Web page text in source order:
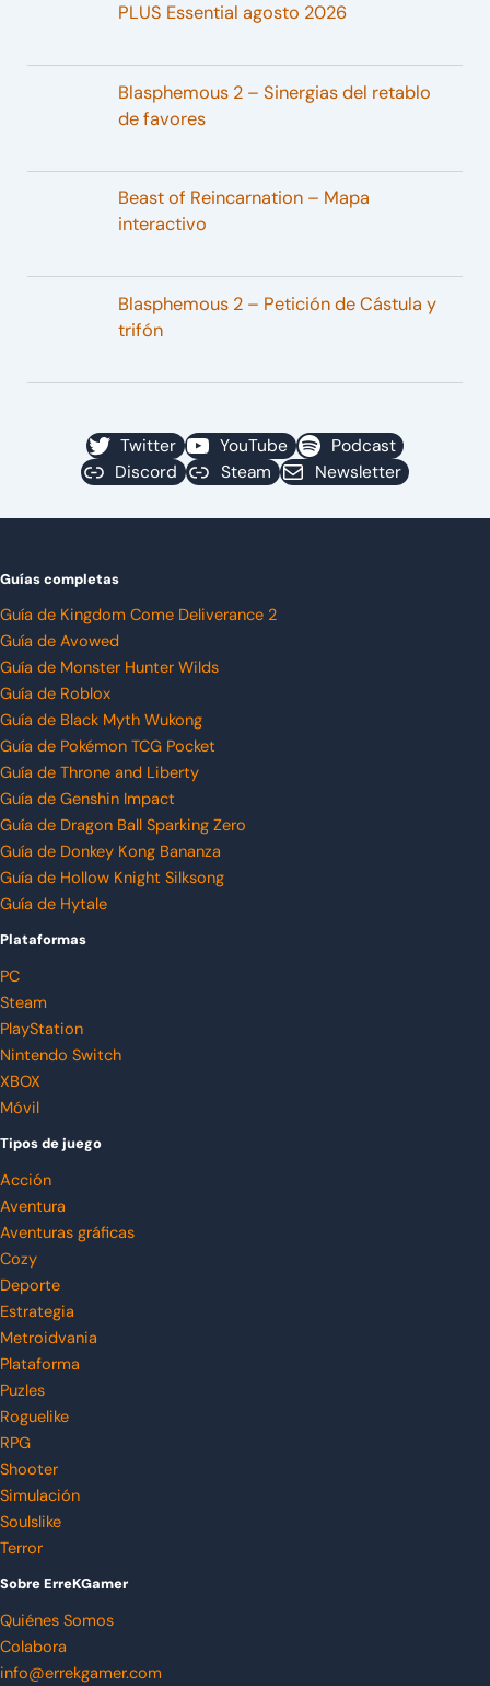
PLUS Essential agosto 2026
Blasphemous 2 – Sinergias del retablo
de favores
Beast of Reincarnation – Mapa
interactivo
Blasphemous 2 – Petición de Cástula y
trifón
Twitter YouTube
Podcast
Discord
Steam Newsletter
Guías completas
Guía de Kingdom Come Deliverance 2
Guía de Avowed
Guía de Monster Hunter Wilds
Guía de Roblox
Guía de Black Myth Wukong
Guía de Pokémon TCG Pocket
Guía de Throne and Liberty
Guía de Genshin Impact
Guía de Dragon Ball Sparking Zero
Guía de Donkey Kong Bananza
Guía de Hollow Knight Silksong
Guía de Hytale
Plataformas
PC
Steam
PlayStation
Nintendo Switch
XBOX
Móvil
Tipos de juego
Acción
Aventura
Aventuras gráficas
Cozy
Deporte
Estrategia
Metroidvania
Plataforma
Puzles
Roguelike
RPG
Shooter
Simulación
Soulslike
Terror
Sobre ErreKGamer
Quiénes Somos
Colabora
info@errekgamer.com